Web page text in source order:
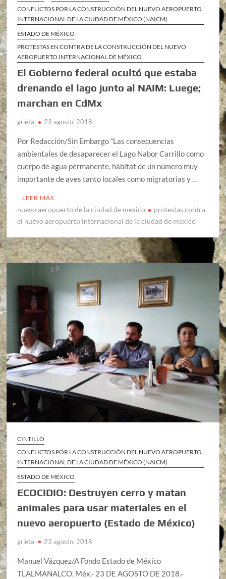
CONFLICTOS POR LA CONSTRUCCIÓN DEL NUEVO AEROPUERTO
INTERNACIONAL DE LA CIUDAD DE MÉXICO (NAICM)
ESTADO DE MÉXICO
PROTESTAS EN CONTRA DE LA CONSTRUCCIÓN DEL NUEVO
AEROPUERTO INTERNACIONAL DE MÉXICO
El Gobierno federal ocultó que estaba
drenando el lago junto al NAIM: Luege;
marchan en CdMx
grieta 23 agosto, 2018
Por Redacción/Sin Embargo “Las consecuencias
ambientales de desaparecer el Lago Nabor Carrillo como
cuerpo de agua permanente, hábitat de un número muy
importante de aves tanto locales como migratorias y …
LEER MÁS
nuevo aeropuerto de la ciudad de mexico
protestas contra
el nuevo aeropuerto internacional de la ciudad de mexico
CINTILLO
CONFLICTOS POR LA CONSTRUCCIÓN DEL NUEVO AEROPUERTO
INTERNACIONAL DE LA CIUDAD DE MÉXICO (NAICM)
ESTADO DE MÉXICO
ECOCIDIO: Destruyen cerro y matan
animales para usar materiales en el
nuevo aeropuerto (Estado de México)
grieta 23 agosto, 2018
Manuel Vázquez/A Fondo Estado de México
TLALMANALCO, Méx.- 23 DE AGOSTO DE 2018.-